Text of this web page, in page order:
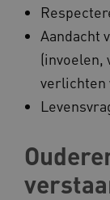
Aandacht
(invoelen,
verlichten